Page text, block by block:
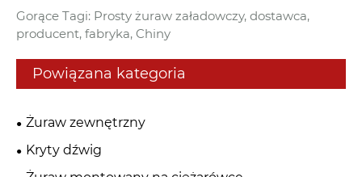
Gorące Tagi: Prosty żuraw załadowczy, dostawca,
producent, fabryka, Chiny
Powiązana kategoria
Żuraw zewnętrzny
Kryty dźwig